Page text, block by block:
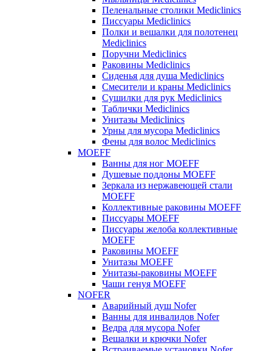
Пеленальные столики Mediclinics
Писсуары Mediclinics
Полки и вешалки для полотенец
Mediclinics
Поручни Mediclinics
Раковины Mediclinics
Сиденья для душа Mediclinics
Смесители и краны Mediclinics
Сушилки для рук Mediclinics
Таблички Mediclinics
Унитазы Mediclinics
Урны для мусора Mediclinics
Фены для волос Mediclinics
MOEFF
Ванны для ног MOEFF
Душевые поддоны MOEFF
Зеркала из нержавеющей стали
MOEFF
Коллективные раковины MOEFF
Писсуары MOEFF
Писсуары желоба коллективные
MOEFF
Раковины MOEFF
Унитазы MOEFF
Унитазы-раковины MOEFF
Чаши генуя MOEFF
NOFER
Аварийный душ Nofer
Ванны для инвалидов Nofer
Ведра для мусора Nofer
Вешалки и крючки Nofer